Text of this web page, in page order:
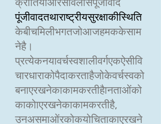
पूंजीवादतथाराष्ट्रीयसुरक्षाकीस्थिति
केबीचमिलीभगतजोआजहमककेसाम
नेहै।
प्रत्येकनयावर्चस्वशालीवर्गएकऐसीवि
चारधाराकोपैदाकरताहैजोकेवर्चस्वको
बनाएरखनेकाकामकरतीहैानताओंको
काकोाएरखनेकाकामकरतीहै,
उनअसमाओंरकोकयोचिताकाएरखने